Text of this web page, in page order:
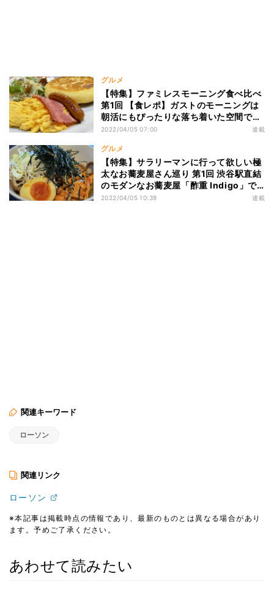
グルメ
【特集】ファミレスモーニング食べ比べ
第1回 【食レポ】ガストのモーニングは
朝活にもぴったりな落ち着いた空間でし
た
2022/04/05 07:00 連載
グルメ
【特集】サラリーマンに行って欲しい極
太なお蕎麦屋さん巡り 第1回 渋谷駅直結
のモダンなお蕎麦屋「酢重 Indigo」で
優雅にランチを楽しむ
2022/04/05 10:39 連載
関連キーワード
ローソン
関連リンク
ローソン
※本記事は掲載時点の情報であり、最新のものとは異なる場合があり
ます。予めご了承ください。
あわせて読みたい